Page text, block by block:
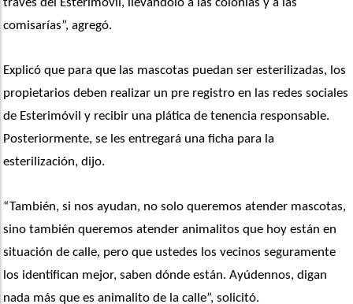
comisarías”, agregó.
Explicó que para que las mascotas puedan ser esterilizadas, los
propietarios deben realizar un pre registro en las redes sociales
de Esterimóvil y recibir una plática de tenencia responsable.
Posteriormente, se les entregará una ficha para la
esterilización, dijo.
“También, si nos ayudan, no solo queremos atender mascotas,
sino también queremos atender animalitos que hoy están en
situación de calle, pero que ustedes los vecinos seguramente
los identifican mejor, saben dónde están. Ayúdennos, digan
nada más que es animalito de la calle”, solicitó.